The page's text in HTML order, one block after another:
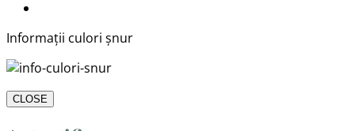
Informații culori șnur
CLOSE